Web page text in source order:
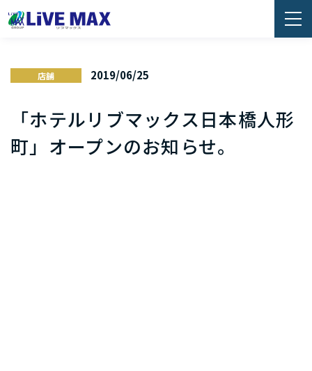
店舗 2019/06/25
「ホテルリブマックス日本橋人形
町」オープンのお知らせ。